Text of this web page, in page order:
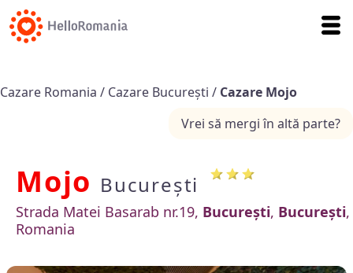
Cazare Romania / Cazare București / Cazare Mojo
Vrei să mergi în altă parte?
Mojo București
Strada Matei Basarab nr.19, București, București,
Romania